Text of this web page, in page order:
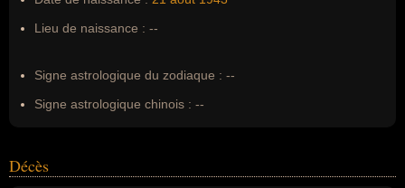
Lieu de naissance : --
Signe astrologique du zodiaque : --
Signe astrologique chinois : --
Décès